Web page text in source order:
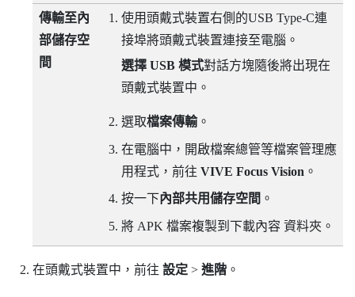
傳輸至內
部儲存空
間
使用頭戴式裝置右側的USB Type-C連
接埠將頭戴式裝置連接至電腦。
選擇 USB 模式對話方塊隨後將出現在
頭戴式裝置中。
選取檔案傳輸。
在電腦中，開啟檔案總管等檔案管理應
用程式，前往 VIVE Focus Vision 。
按一下內部共用儲存空間 。
將 APK 檔案複製到 下載內容資料夾。
在頭戴式裝置中，前往 設定> 進階。